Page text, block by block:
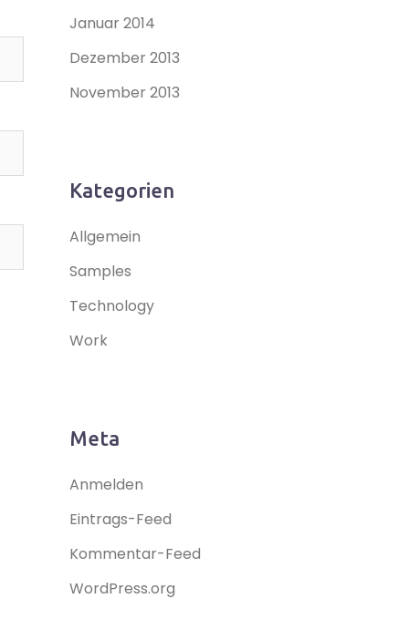
Januar 2014
Dezember 2013
November 2013
Kategorien
Allgemein
Samples
Technology
Work
Meta
Anmelden
Eintrags-Feed
Kommentar-Feed
WordPress.org